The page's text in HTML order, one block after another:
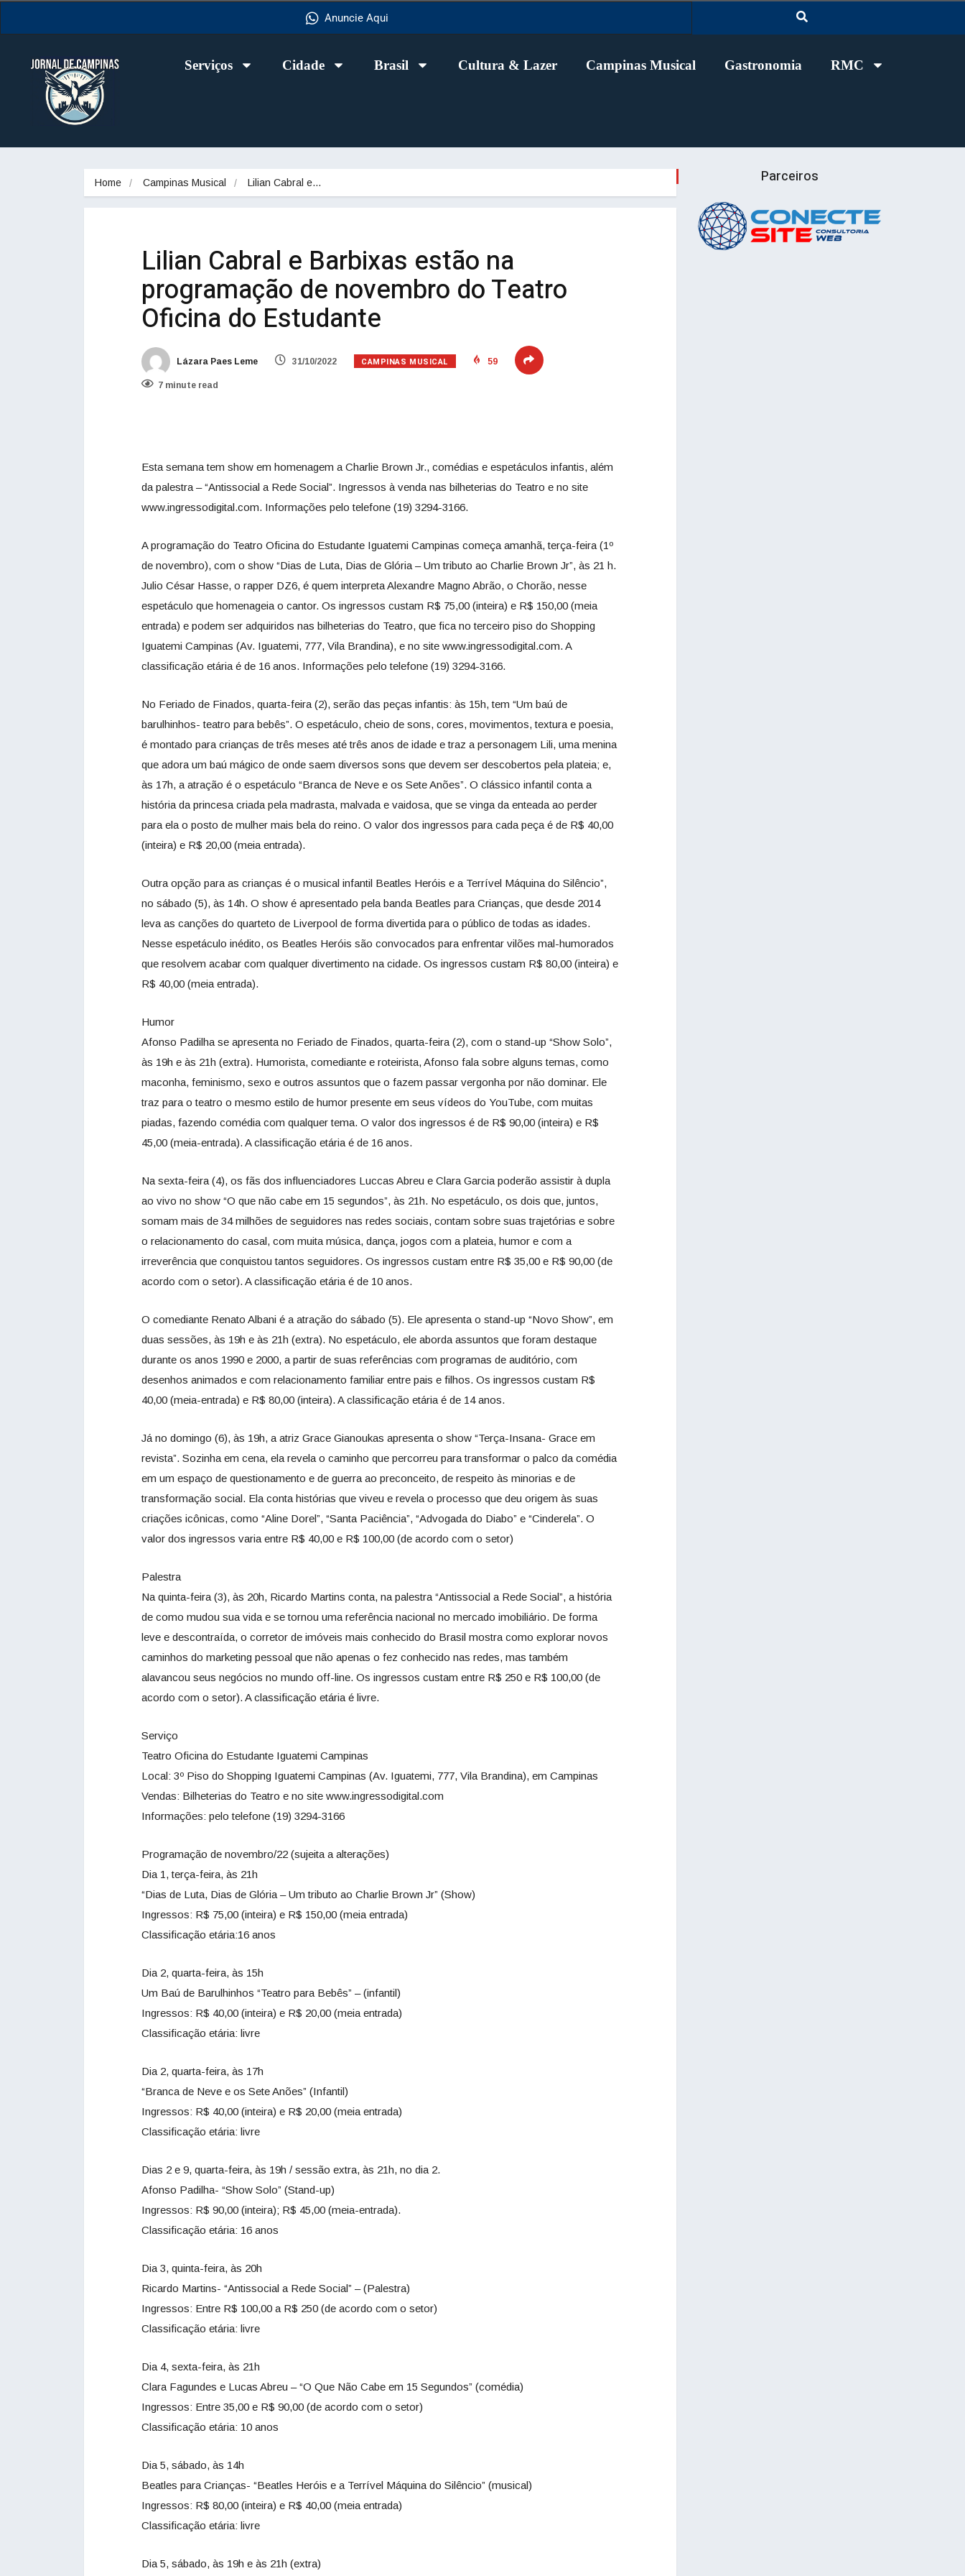
Anuncie Aqui
Serviços Cidade Brasil Cultura & Lazer Campinas Musical Gastronomia RMC
Home Campinas Musical Lilian Cabral e…
Lilian Cabral e Barbixas estão na
programação de novembro do Teatro
Oficina do Estudante
Lázara Paes Leme 31/10/2022 CAMPINAS MUSICAL 59
7 minute read
Esta semana tem show em homenagem a Charlie Brown Jr., comédias e espetáculos infantis, além
da palestra – “Antissocial a Rede Social”. Ingressos à venda nas bilheterias do Teatro e no site
www.ingressodigital.com. Informações pelo telefone (19) 3294-3166.
A programação do Teatro Oficina do Estudante Iguatemi Campinas começa amanhã, terça-feira (1º
de novembro), com o show “Dias de Luta, Dias de Glória – Um tributo ao Charlie Brown Jr”, às 21 h.
Julio César Hasse, o rapper DZ6, é quem interpreta Alexandre Magno Abrão, o Chorão, nesse
espetáculo que homenageia o cantor. Os ingressos custam R$ 75,00 (inteira) e R$ 150,00 (meia
entrada) e podem ser adquiridos nas bilheterias do Teatro, que fica no terceiro piso do Shopping
Iguatemi Campinas (Av. Iguatemi, 777, Vila Brandina), e no site www.ingressodigital.com. A
classificação etária é de 16 anos. Informações pelo telefone (19) 3294-3166.
No Feriado de Finados, quarta-feira (2), serão das peças infantis: às 15h, tem “Um baú de
barulhinhos- teatro para bebês”. O espetáculo, cheio de sons, cores, movimentos, textura e poesia,
é montado para crianças de três meses até três anos de idade e traz a personagem Lili, uma menina
que adora um baú mágico de onde saem diversos sons que devem ser descobertos pela plateia; e,
às 17h, a atração é o espetáculo “Branca de Neve e os Sete Anões”. O clássico infantil conta a
história da princesa criada pela madrasta, malvada e vaidosa, que se vinga da enteada ao perder
para ela o posto de mulher mais bela do reino. O valor dos ingressos para cada peça é de R$ 40,00
(inteira) e R$ 20,00 (meia entrada).
Outra opção para as crianças é o musical infantil Beatles Heróis e a Terrível Máquina do Silêncio”,
no sábado (5), às 14h. O show é apresentado pela banda Beatles para Crianças, que desde 2014
leva as canções do quarteto de Liverpool de forma divertida para o público de todas as idades.
Nesse espetáculo inédito, os Beatles Heróis são convocados para enfrentar vilões mal-humorados
que resolvem acabar com qualquer divertimento na cidade. Os ingressos custam R$ 80,00 (inteira) e
R$ 40,00 (meia entrada).
Humor
Afonso Padilha se apresenta no Feriado de Finados, quarta-feira (2), com o stand-up “Show Solo”,
às 19h e às 21h (extra). Humorista, comediante e roteirista, Afonso fala sobre alguns temas, como
maconha, feminismo, sexo e outros assuntos que o fazem passar vergonha por não dominar. Ele
traz para o teatro o mesmo estilo de humor presente em seus vídeos do YouTube, com muitas
piadas, fazendo comédia com qualquer tema. O valor dos ingressos é de R$ 90,00 (inteira) e R$
45,00 (meia-entrada). A classificação etária é de 16 anos.
Na sexta-feira (4), os fãs dos influenciadores Luccas Abreu e Clara Garcia poderão assistir à dupla
ao vivo no show “O que não cabe em 15 segundos”, às 21h. No espetáculo, os dois que, juntos,
somam mais de 34 milhões de seguidores nas redes sociais, contam sobre suas trajetórias e sobre
o relacionamento do casal, com muita música, dança, jogos com a plateia, humor e com a
irreverência que conquistou tantos seguidores. Os ingressos custam entre R$ 35,00 e R$ 90,00 (de
acordo com o setor). A classificação etária é de 10 anos.
O comediante Renato Albani é a atração do sábado (5). Ele apresenta o stand-up “Novo Show”, em
duas sessões, às 19h e às 21h (extra). No espetáculo, ele aborda assuntos que foram destaque
durante os anos 1990 e 2000, a partir de suas referências com programas de auditório, com
desenhos animados e com relacionamento familiar entre pais e filhos. Os ingressos custam R$
40,00 (meia-entrada) e R$ 80,00 (inteira). A classificação etária é de 14 anos.
Já no domingo (6), às 19h, a atriz Grace Gianoukas apresenta o show “Terça-Insana- Grace em
revista”. Sozinha em cena, ela revela o caminho que percorreu para transformar o palco da comédia
em um espaço de questionamento e de guerra ao preconceito, de respeito às minorias e de
transformação social. Ela conta histórias que viveu e revela o processo que deu origem às suas
criações icônicas, como “Aline Dorel”, “Santa Paciência”, “Advogada do Diabo” e “Cinderela”. O
valor dos ingressos varia entre R$ 40,00 e R$ 100,00 (de acordo com o setor)
Palestra
Na quinta-feira (3), às 20h, Ricardo Martins conta, na palestra “Antissocial a Rede Social”, a história
de como mudou sua vida e se tornou uma referência nacional no mercado imobiliário. De forma
leve e descontraída, o corretor de imóveis mais conhecido do Brasil mostra como explorar novos
caminhos do marketing pessoal que não apenas o fez conhecido nas redes, mas também
alavancou seus negócios no mundo off-line. Os ingressos custam entre R$ 250 e R$ 100,00 (de
acordo com o setor). A classificação etária é livre.
Serviço
Teatro Oficina do Estudante Iguatemi Campinas
Local: 3º Piso do Shopping Iguatemi Campinas (Av. Iguatemi, 777, Vila Brandina), em Campinas
Vendas: Bilheterias do Teatro e no site www.ingressodigital.com
Informações: pelo telefone (19) 3294-3166
Programação de novembro/22 (sujeita a alterações)
Dia 1, terça-feira, às 21h
“Dias de Luta, Dias de Glória – Um tributo ao Charlie Brown Jr” (Show)
Ingressos: R$ 75,00 (inteira) e R$ 150,00 (meia entrada)
Classificação etária:16 anos
Dia 2, quarta-feira, às 15h
Um Baú de Barulhinhos “Teatro para Bebês” – (infantil)
Ingressos: R$ 40,00 (inteira) e R$ 20,00 (meia entrada)
Classificação etária: livre
Dia 2, quarta-feira, às 17h
“Branca de Neve e os Sete Anões” (Infantil)
Ingressos: R$ 40,00 (inteira) e R$ 20,00 (meia entrada)
Classificação etária: livre
Dias 2 e 9, quarta-feira, às 19h / sessão extra, às 21h, no dia 2.
Afonso Padilha- “Show Solo” (Stand-up)
Ingressos: R$ 90,00 (inteira); R$ 45,00 (meia-entrada).
Classificação etária: 16 anos
Dia 3, quinta-feira, às 20h
Ricardo Martins- “Antissocial a Rede Social” – (Palestra)
Ingressos: Entre R$ 100,00 a R$ 250 (de acordo com o setor)
Classificação etária: livre
Dia 4, sexta-feira, às 21h
Clara Fagundes e Lucas Abreu – “O Que Não Cabe em 15 Segundos” (comédia)
Ingressos: Entre 35,00 e R$ 90,00 (de acordo com o setor)
Classificação etária: 10 anos
Dia 5, sábado, às 14h
Beatles para Crianças- “Beatles Heróis e a Terrível Máquina do Silêncio” (musical)
Ingressos: R$ 80,00 (inteira) e R$ 40,00 (meia entrada)
Classificação etária: livre
Dia 5, sábado, às 19h e às 21h (extra)
Parceiros